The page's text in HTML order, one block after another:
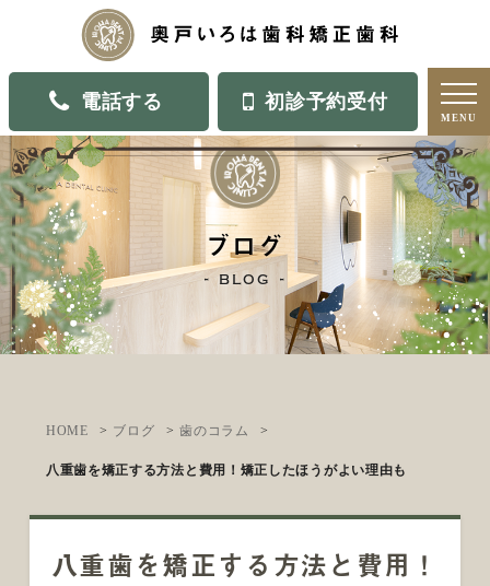
電話する 初診予約受付
MENU
ブログ
blog
HOME ブログ 歯のコラム
八重歯を矯正する方法と費用！矯正したほうがよい理由も
八重歯を矯正する方法と費用！